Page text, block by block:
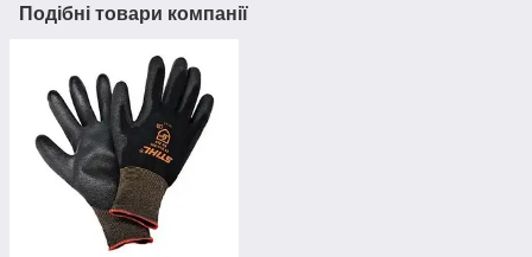
Подібні товари компанії